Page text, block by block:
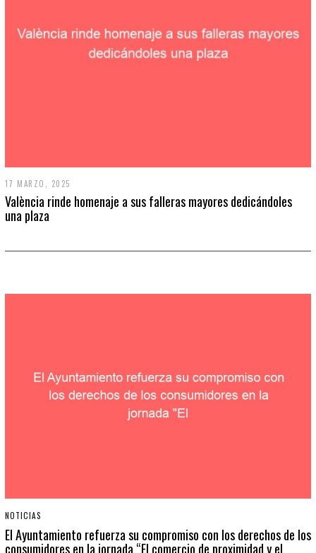
17 MARZO, 2025
València rinde homenaje a sus falleras mayores dedicándoles
una plaza
NOTICIAS
El Ayuntamiento refuerza su compromiso con los derechos de los
consumidores en la jornada “El comercio de proximidad y el